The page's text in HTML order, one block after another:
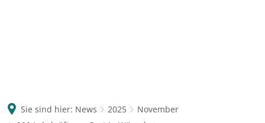
Sie sind hier: News 2025
November